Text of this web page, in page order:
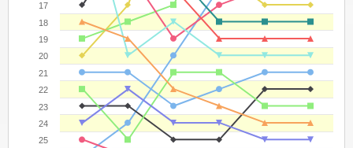
17
18
19
20
21
22
23
24
25